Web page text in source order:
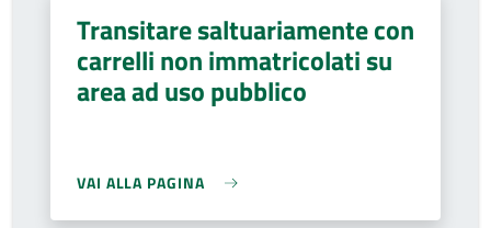
Transitare saltuariamente con
carrelli non immatricolati su
area ad uso pubblico
VAI ALLA PAGINA